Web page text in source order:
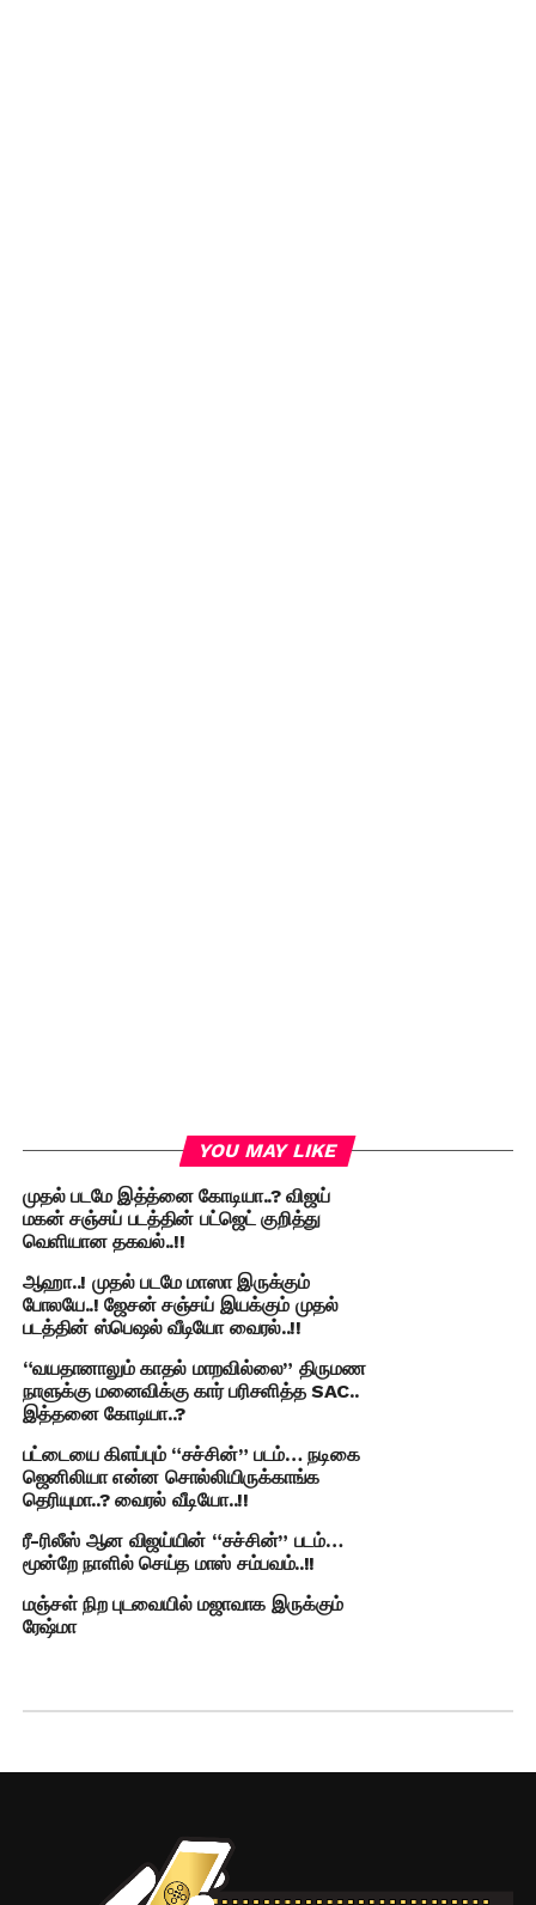
YOU MAY LIKE
முதல் படமே இத்த்னை கோடியா..? விஜய்
மகன் சஞ்சய் படத்தின் பட்ஜெட் குறித்து
வெளியான தகவல்..!!
ஆஹா..! முதல் படமே மாஸா இருக்கும்
போலயே..! ஜேசன் சஞ்சய் இயக்கும் முதல்
படத்தின் ஸ்பெஷல் வீடியோ வைரல்..!!
“வயதானாலும் காதல் மாறவில்லை” திருமண
நாளுக்கு மனைவிக்கு கார் பரிசளித்த SAC..
இத்தனை கோடியா..?
பட்டையை கிளப்பும் “சச்சின்” படம்… நடிகை
ஜெனிலியா என்ன சொல்லியிருக்காங்க
தெரியுமா..? வைரல் வீடியோ..!!
ரீ-ரிலீஸ் ஆன விஜய்யின் “சச்சின்” படம்…
மூன்றே நாளில் செய்த மாஸ் சம்பவம்..!!
மஞ்சள் நிற புடவையில் மஜாவாக இருக்கும்
ரேஷ்மா